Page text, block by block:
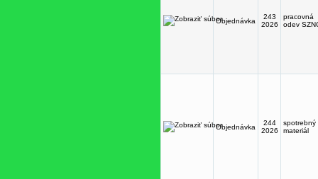
Objednávka
243
2026
pracovná
odev
Objednávka
244
2026
spotrebný
materiál